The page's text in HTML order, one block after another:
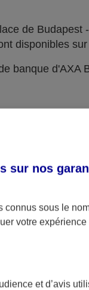
de
disponibles
banque d'AXA
sur nos
connus sous le
votre
et d’avis